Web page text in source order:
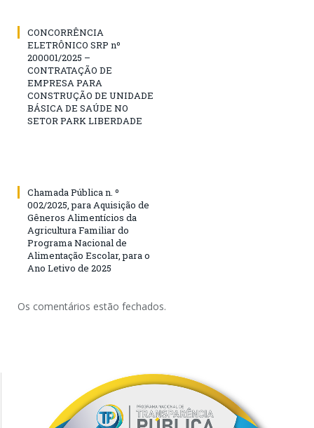
CONCORRÊNCIA
ELETRÔNICO SRP nº
200001/2025 –
CONTRATAÇÃO DE
EMPRESA PARA
CONSTRUÇÃO DE UNIDADE
BÁSICA DE SAÚDE NO
SETOR PARK LIBERDADE
Chamada Pública n. º
002/2025, para Aquisição de
Gêneros Alimentícios da
Agricultura Familiar do
Programa Nacional de
Alimentação Escolar, para o
Ano Letivo de 2025
Os comentários estão fechados.